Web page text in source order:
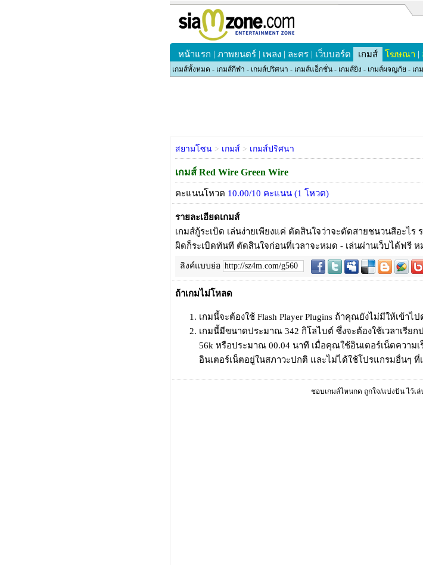
หน้าแรก | ภาพยนตร์| เพลง| ละคร| เว็บบอร์ด เกมส์ โฆษณา |
เกมส์ทั้งหมด - เกมส์กีฬา - เกมส์ปริศนา - เกมส์แอ็กชั่น- เกมส์ยิง - เกมส์ผจญภัย - เก
สยามโซน> เกมส์ > เกมส์ปริศนา
เกมส์ Red Wire Green Wire
คะแนนโหวต 10.00/10 คะแนน (1 โหวต)
รายละเอียดเกมส์
เกมส์กู้ระเบิด เล่นง่ายเพียงแค่ ตัดสินใจว่าจะตัดสายชนวนสีอะไ
ผิดก็ระเบิดทันที ตัดสินใจก่อนที่เวลาจะหมด - เล่นผ่านเว็บได้ฟรี ห
ลิงค์แบบย่อ
ถ้าเกมไม่โหลด
เกมนี้จะต้องใช้ Flash Player Plugins ถ้าคุณยังไม่มีให้เข้าไ
เกมนี้มีขนาดประมาณ 342 กิโลไบต์ ซึ่งจะต้องใช้เวลาเรีย
56k หรือประมาณ 00.04 นาที เมื่อคุณใช้อินเตอร์เน็ตความเ
อินเตอร์เน็ตอยู่ในสภาวะปกติ และไม่ได้ใช้โปรแกรมอื่นๆ ที่
ชอบเกมส์ไหนกด ถูกใจ/แบ่งปัน ไว้เ